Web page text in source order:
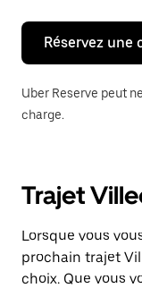
Échap
pour
fermer
calendrier.
Réservez une
Uber Reserve peut
charge.
Trajet
Lorsque vous
prochain trajet
choix. Que vous